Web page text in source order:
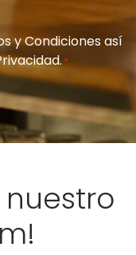
y Condicionesasí
.*
nuestro